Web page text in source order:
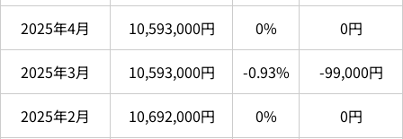
2025年4月 10,593,000円 0% 0円
2025年3月 10,593,000円 -0.93% -99,000円
2025年2月 10,692,000円 0% 0円